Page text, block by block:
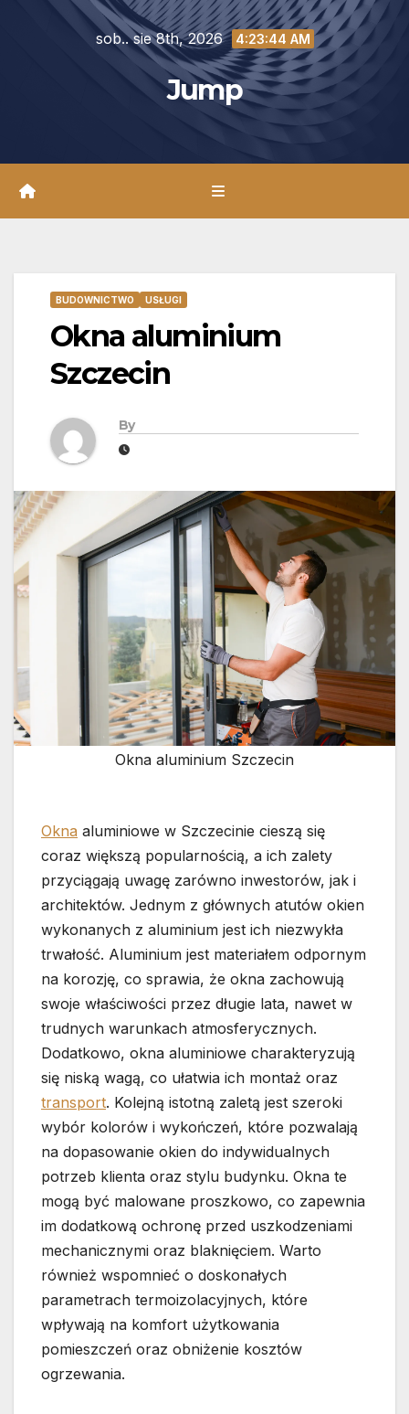
sob.. sie 8th, 2026 4:23:46 AM
Jump
BUDOWNICTWO USŁUGI
Okna aluminium
Szczecin
By
Okna aluminium Szczecin
Okna aluminiowe w Szczecinie cieszą się
coraz większą popularnością, a ich zalety
przyciągają uwagę zarówno inwestorów, jak i
architektów. Jednym z głównych atutów okien
wykonanych z aluminium jest ich niezwykła
trwałość. Aluminium jest materiałem odpornym
na korozję, co sprawia, że okna zachowują
swoje właściwości przez długie lata, nawet w
trudnych warunkach atmosferycznych.
Dodatkowo, okna aluminiowe charakteryzują
się niską wagą, co ułatwia ich montaż oraz
transport. Kolejną istotną zaletą jest szeroki
wybór kolorów i wykończeń, które pozwalają
na dopasowanie okien do indywidualnych
potrzeb klienta oraz stylu budynku. Okna te
mogą być malowane proszkowo, co zapewnia
im dodatkową ochronę przed uszkodzeniami
mechanicznymi oraz blaknięciem. Warto
również wspomnieć o doskonałych
parametrach termoizolacyjnych, które
wpływają na komfort użytkowania
pomieszczeń oraz obniżenie kosztów
ogrzewania.